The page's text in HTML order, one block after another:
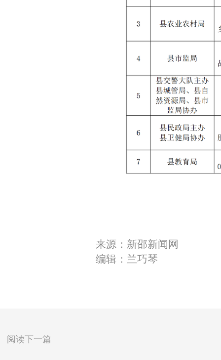
来源：新邵新闻网
编辑：兰巧琴
阅读下一篇